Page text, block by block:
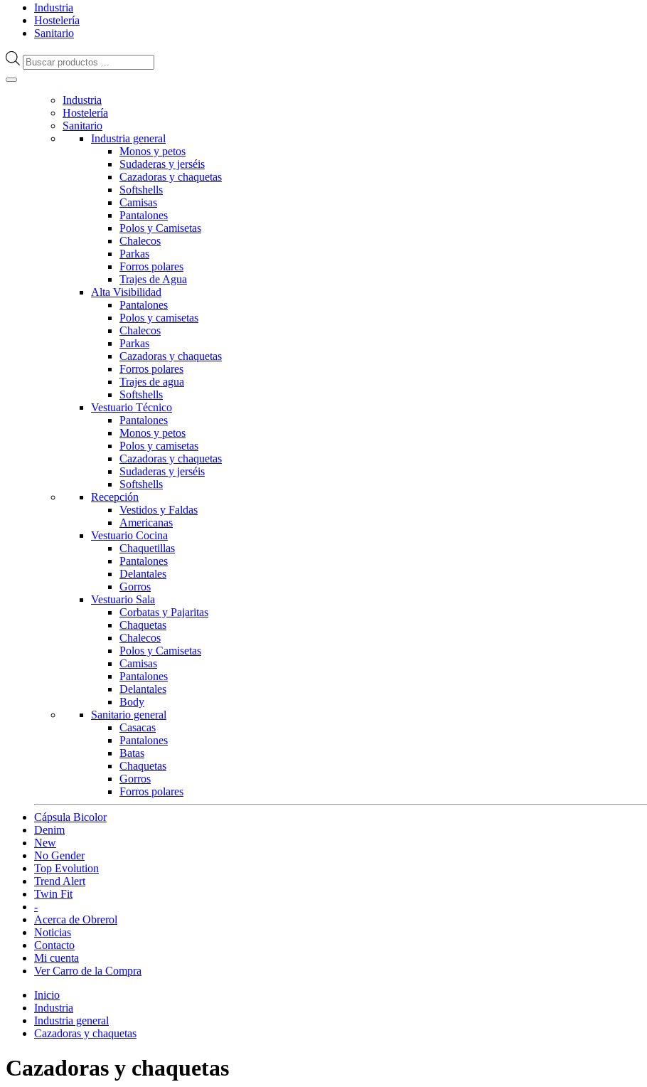
Industria
Hostelería
Sanitario
Búsqueda
de
Industria
Hostelería
Sanitario
Industria general
Monos y petos
Sudaderas y jerséis
Cazadoras y chaquetas
Softshells
Camisas
Pantalones
Polos y Camisetas
Chalecos
Parkas
Forros polares
Trajes de Agua
Alta Visibilidad
Pantalones
Polos y camisetas
Chalecos
Parkas
Cazadoras y chaquetas
Forros polares
Trajes de agua
Softshells
Vestuario Técnico
Pantalones
Monos y petos
Polos y camisetas
Cazadoras y chaquetas
Sudaderas y jerséis
Softshells
Recepción
Vestidos y Faldas
Americanas
Vestuario Cocina
Chaquetillas
Pantalones
Delantales
Gorros
Vestuario Sala
Corbatas y Pajaritas
Chaquetas
Chalecos
Polos y Camisetas
Camisas
Pantalones
Delantales
Body
Sanitario general
Casacas
Pantalones
Batas
Chaquetas
Gorros
Forros polares
Cápsula Bicolor
Denim
New
No Gender
Top Evolution
Trend Alert
Twin Fit
-
Acerca de Obrerol
Noticias
Contacto
Mi cuenta
Ver Carro de la Compra
Inicio
Industria
Industria general
Cazadoras y chaquetas
Cazadoras y chaquetas